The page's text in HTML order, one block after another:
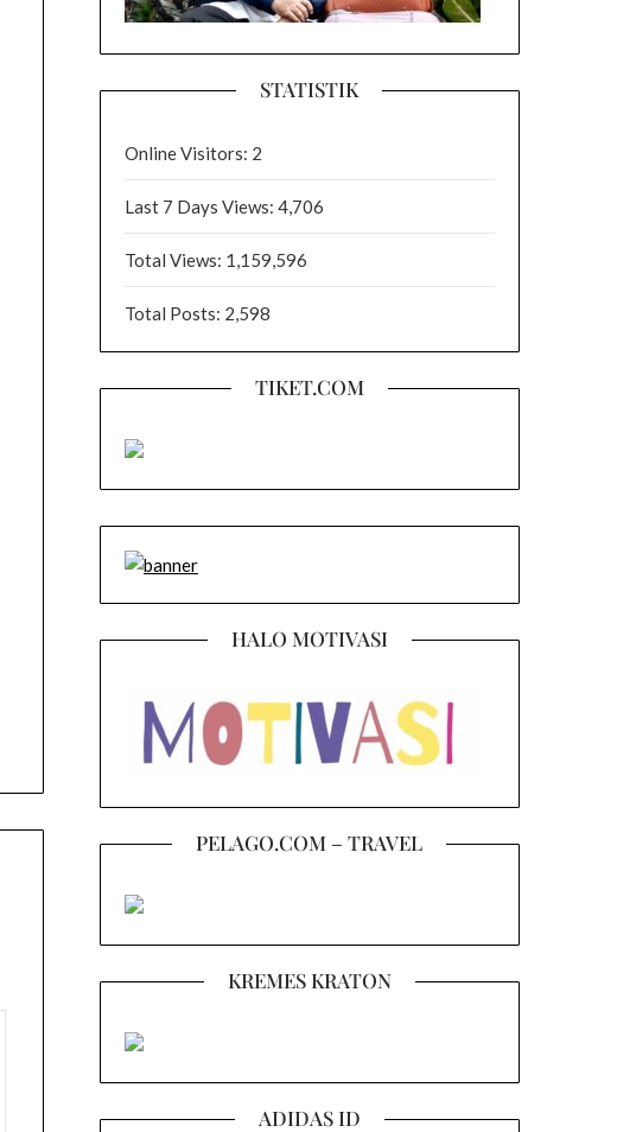
STATISTIK
Online Visitors: 2
Last 7 Days Views: 4,706
Total Views: 1,159,596
Total Posts: 2,598
TIKET.COM
HALO MOTIVASI
PELAGO.COM – TRAVEL
KREMES KRATON
ADIDAS ID